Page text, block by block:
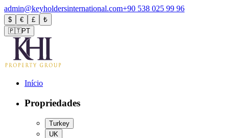
admin@keyholdersinternational.com+90 538 025 99 96
$ € £
₺
🇵🇹PT
Início
Propriedades
Turkey
UK